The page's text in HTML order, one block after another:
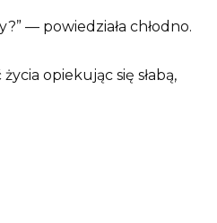
— powiedziała chłodno.
opiekując się słabą,